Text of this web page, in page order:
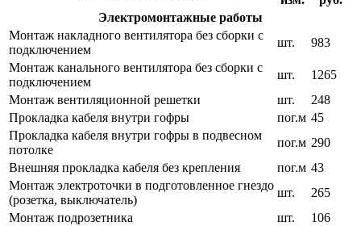
Электромонтажные работы
Монтаж накладного вентилятора без сборки с
подключением
шт.
983
Монтаж канального вентилятора без сборки с
подключением
шт.
1265
Монтаж вентиляционной решетки
шт.
248
Прокладка кабеля внутри гофры
пог.м 45
Прокладка кабеля внутри гофры в подвесном
потолке
пог.м 290
Внешняя прокладка кабеля без крепления
пог.м 43
Монтаж электроточки в подготовленное гнездо
(розетка, выключатель)
шт.
265
Монтаж подрозетника
шт.
106